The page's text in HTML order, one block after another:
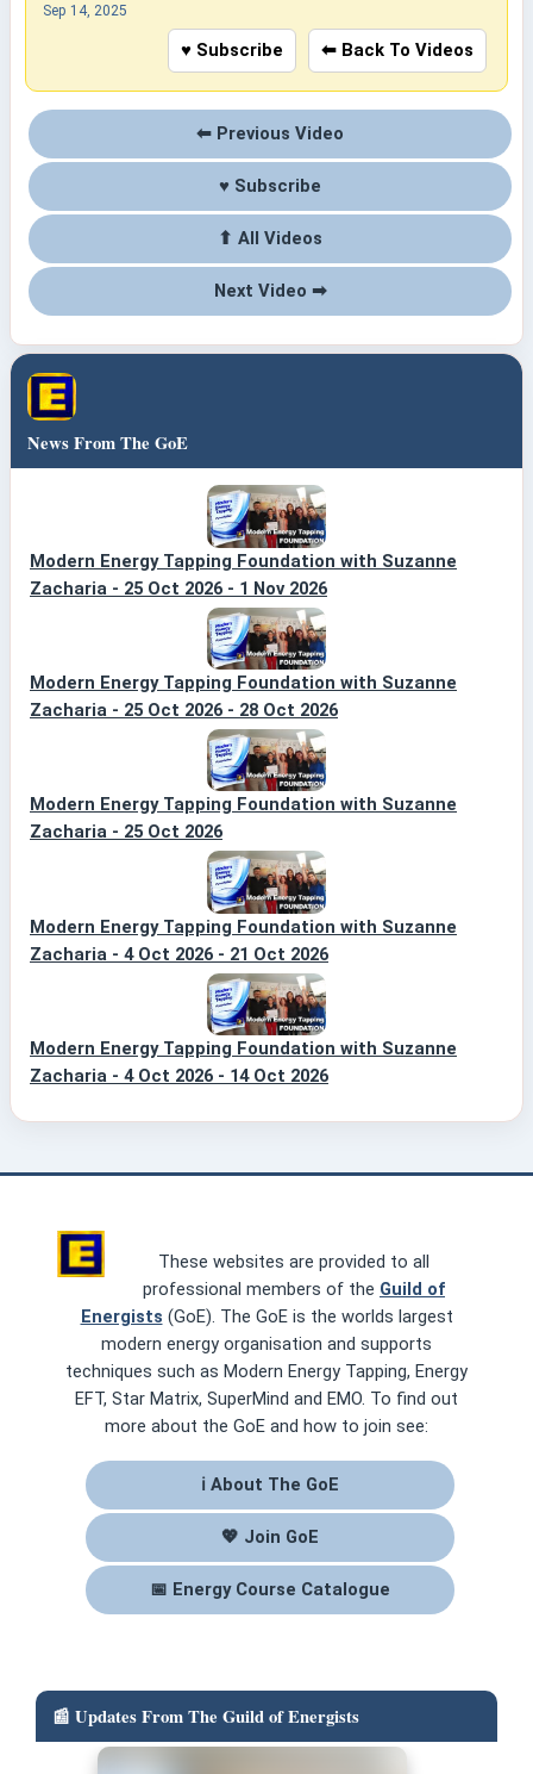
Sep 14, 2025
♥ Subscribe ⬅ Back To Videos
⬅ Previous Video
♥ Subscribe
⬆ All Videos
Next Video ➡
News From The GoE
Modern Energy Tapping Foundation with Suzanne
Zacharia - 25 Oct 2026 - 1 Nov 2026
Modern Energy Tapping Foundation with Suzanne
Zacharia - 25 Oct 2026 - 28 Oct 2026
Modern Energy Tapping Foundation with Suzanne
Zacharia - 25 Oct 2026
Modern Energy Tapping Foundation with Suzanne
Zacharia - 4 Oct 2026 - 21 Oct 2026
Modern Energy Tapping Foundation with Suzanne
Zacharia - 4 Oct 2026 - 14 Oct 2026
These websites are provided to all
professional members of the Guild of
Energists (GoE). The GoE is the worlds largest
modern energy organisation and supports
techniques such as Modern Energy Tapping, Energy
EFT, Star Matrix, SuperMind and EMO. To find out
more about the GoE and how to join see:
ℹ About The GoE
💖 Join GoE
📅 Energy Course Catalogue
📰 Updates From The Guild of Energists